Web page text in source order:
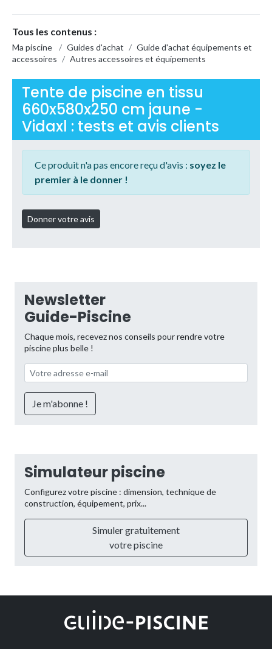
Tous les contenus :
Ma piscine / Guides d'achat / Guide d'achat équipements et
accessoires / Autres accessoires et équipements
Tente de piscine en tissu
660x580x250 cm jaune -
Vidaxl : tests et avis clients
Ce produit n'a pas encore reçu d'avis : soyez le
premier à le donner !
Newsletter
Guide-Piscine
Chaque mois, recevez nos conseils pour rendre votre
piscine plus belle !
Simulateur piscine
Configurez votre piscine : dimension, technique de
construction, équipement, prix...
Simuler gratuitement
votre piscine